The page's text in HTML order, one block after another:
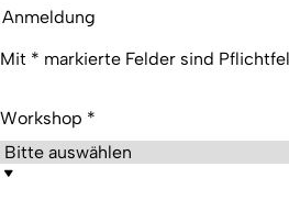
Anmeldung
Mit * markierte Felder sind
Workshop *